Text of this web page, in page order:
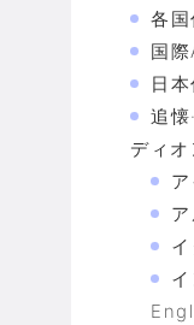
各国
国
日
追懐
ディオ